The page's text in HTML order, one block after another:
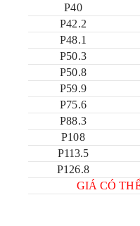
P40
P42.2
P48.1
P50.3
P50.8
P59.9
P75.6
P88.3
P108
P113.5
P126.8
GIÁ CÓ